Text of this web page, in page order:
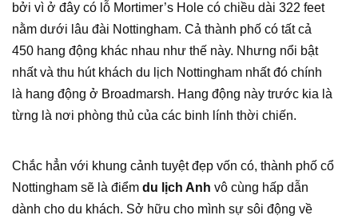
bởi vì ở đây có lỗ Mortimer’s Hole có chiều dài 322 feet
nằm dưới lâu đài Nottingham. Cả thành phố có tất cả
450 hang động khác nhau như thế này. Nhưng nổi bật
nhất và thu hút khách du lịch Nottingham nhất đó chính
là hang động ở Broadmarsh. Hang động này trước kia là
từng là nơi phòng thủ của các binh lính thời chiến.
Chắc hẳn với khung cảnh tuyệt đẹp vốn có, thành phố cổ
Nottingham sẽ là điểm du lịch Anh vô cùng hấp dẫn
dành cho du khách. Sở hữu cho mình sự sôi động về